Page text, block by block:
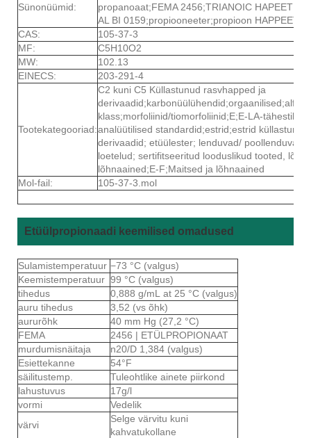
Sünonüümid:
propanoaat;FEMA 2456;TRIANOIC
AL BI 0159;propiooneeter;propioon
CAS:
105-37-3
MF:
C5H10O2
MW:
102.13
EINECS:
203-291-4
Tootekategooriad:
C2 kuni C5 Küllastunud rasvhapped ja
klass;morfoliinid/tiomorfoliinid;E;E-LA-
analüütilised standardid;estrid;estrid
derivaadid; etüülester; lenduvad/ poollenduvad
loetelud; sertifitseeritud looduslikud tooted,
lõhnaained;E-F;Maitsed ja lõhnaained
Mol-fail:
105-37-3.mol
Etüülpropionaadi keemilised omadused
Sulamistemperatuur −73 °C (valgus)
Keemistemperatuur 99 °C (valgus)
tihedus
0,888 g/mL at 25 °C (valgus)
auru tihedus
3,52 (vs õhk)
aururõhk
40 mm Hg (27,2 °C)
FEMA
2456 | ETÜLPROPIONAAT
murdumisnäitaja
n20/D 1,384 (valgus)
Esiettekanne
54°F
säilitustemp.
Tuleohtlike ainete piirkond
lahustuvus
17g/l
vormi
Vedelik
värvi
Selge värvitu kuni
kahvatukollane